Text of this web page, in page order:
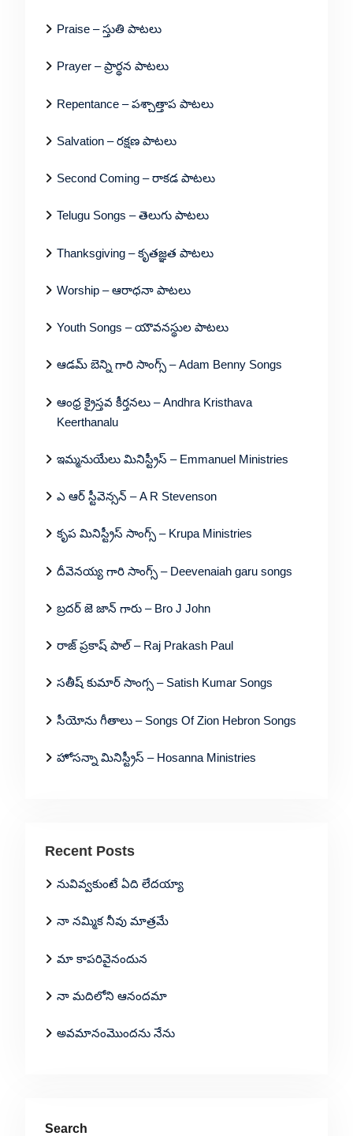
Praise – స్తుతి పాటలు
Prayer – ప్రార్థన పాటలు
Repentance – పశ్చాత్తాప పాటలు
Salvation – రక్షణ పాటలు
Second Coming – రాకడ పాటలు
Telugu Songs – తెలుగు పాటలు
Thanksgiving – కృతజ్ఞత పాటలు
Worship – ఆరాధనా పాటలు
Youth Songs – యౌవనస్థుల పాటలు
ఆడమ్ బెన్ని గారి సాంగ్స్ – Adam Benny Songs
ఆంధ్ర క్రైస్తవ కీర్తనలు – Andhra Kristhava
Keerthanalu
ఇమ్మనుయేలు మినిస్ట్రీస్ – Emmanuel Ministries
ఎ ఆర్ స్టీవెన్సన్ – A R Stevenson
కృప మినిస్ట్రీస్ సాంగ్స్ – Krupa Ministries
దీవెనయ్య గారి సాంగ్స్ – Deevenaiah garu songs
బ్రదర్ జె జాన్ గారు – Bro J John
రాజ్ ప్రకాష్ పాల్ – Raj Prakash Paul
సతీష్ కుమార్ సాంగ్స – Satish Kumar Songs
సీయోను గీతాలు – Songs Of Zion Hebron Songs
హోసన్నా మినిస్ట్రీస్ – Hosanna Ministries
Recent Posts
నువివ్వకుంటే ఏది లేదయ్యా
నా నమ్మిక నీవు మాత్రమే
మా కాపరివైనందున
నా మదిలోని ఆనందమా
అవమానంమొందను నేను
Search